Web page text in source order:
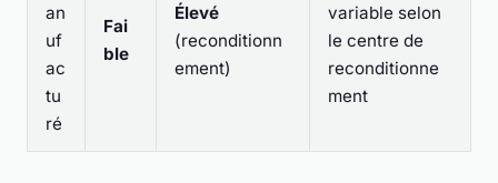
an
uf
ac
tu
ré
Fai
ble
Élevé
(reconditionn
ement)
variable selon
le centre de
reconditionne
ment